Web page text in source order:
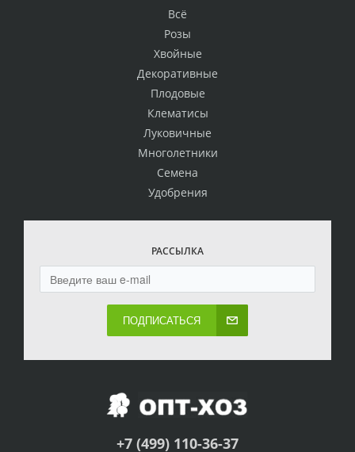
Всё
Розы
Хвойные
Декоративные
Плодовые
Клематисы
Луковичные
Многолетники
Семена
Удобрения
РАССЫЛКА
ПОДПИСАТЬСЯ
+7 (499) 110-36-37